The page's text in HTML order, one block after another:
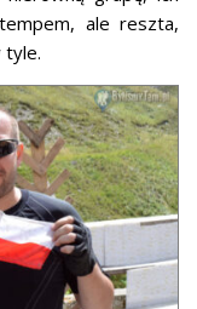
ale reszta,
tyle.